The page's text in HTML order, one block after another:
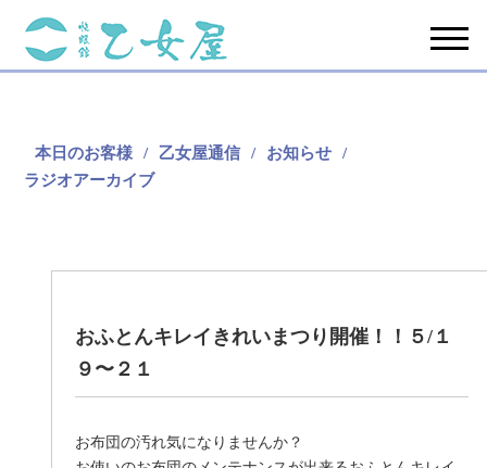
本日のお客様 乙女屋通信
お知らせ
ラジオアーカイブ
おふとんキレイきれいまつり開催！！５/１
９〜２１
お布団の汚れ気になりませんか？